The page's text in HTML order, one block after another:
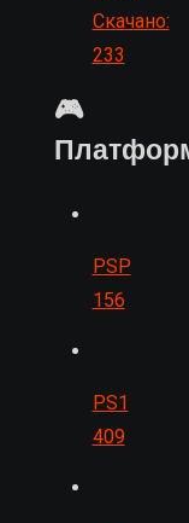
Скачано:
233
🎮
PSP
156
PS1
409